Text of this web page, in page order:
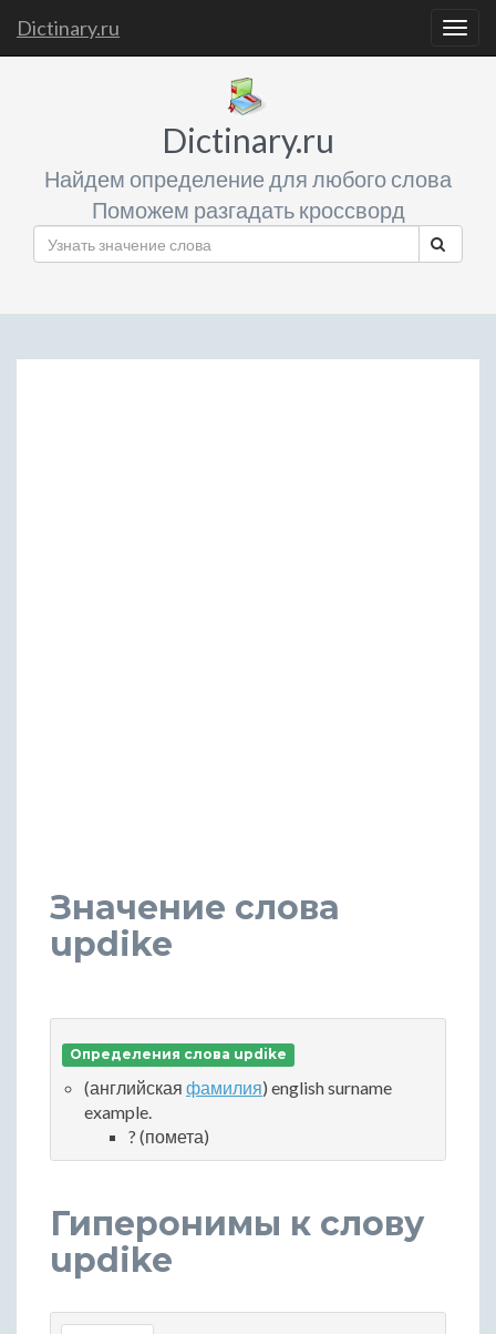
Dictinary.ru
Dictinary.ru
Найдем определение для любого слова
Поможем разгадать кроссворд
Значение слова
updike
Определения слова updike
(английская фамилия) english surname
example.
? (помета)
Гиперонимы к слову
updike